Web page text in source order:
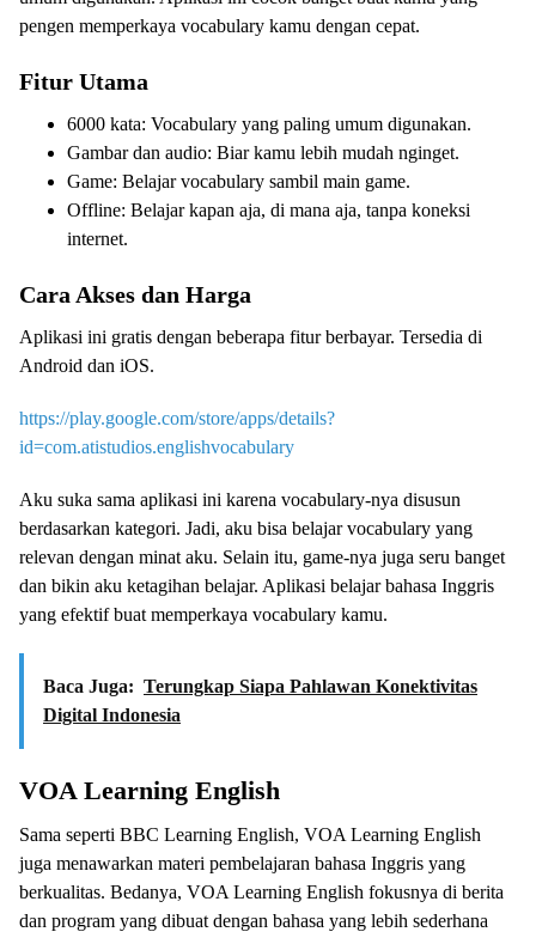
pengen memperkaya vocabulary kamu dengan cepat.
Fitur Utama
6000 kata: Vocabulary yang paling umum digunakan.
Gambar dan audio: Biar kamu lebih mudah nginget.
Game: Belajar vocabulary sambil main game.
Offline: Belajar kapan aja, di mana aja, tanpa koneksi
internet.
Cara Akses dan Harga
Aplikasi ini gratis dengan beberapa fitur berbayar. Tersedia di
Android dan iOS.
https://play.google.com/store/apps/details?
id=com.atistudios.englishvocabulary
Aku suka sama aplikasi ini karena vocabulary-nya disusun
berdasarkan kategori. Jadi, aku bisa belajar vocabulary yang
relevan dengan minat aku. Selain itu, game-nya juga seru banget
dan bikin aku ketagihan belajar. Aplikasi belajar bahasa Inggris
yang efektif buat memperkaya vocabulary kamu.
Baca Juga: Terungkap Siapa Pahlawan Konektivitas
Digital Indonesia
VOA Learning English
Sama seperti BBC Learning English, VOA Learning English
juga menawarkan materi pembelajaran bahasa Inggris yang
berkualitas. Bedanya, VOA Learning English fokusnya di berita
dan program yang dibuat dengan bahasa yang lebih sederhana